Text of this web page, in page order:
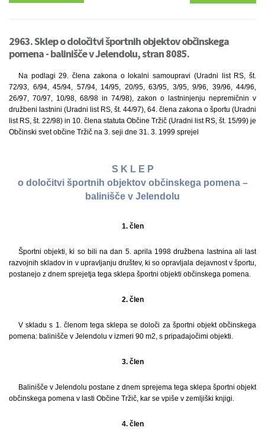
2963. Sklep o določitvi športnih objektov občinskega
pomena - balinišče v Jelendolu, stran 8085.
Na podlagi 29. člena zakona o lokalni samoupravi (Uradni list RS, št.
72/93, 6/94, 45/94, 57/94, 14/95, 20/95, 63/95, 3/95, 9/96, 39/96, 44/96,
26/97, 70/97, 10/98, 68/98 in 74/98), zakon o lastninjenju nepremičnin v
družbeni lastnini (Uradni list RS, št. 44/97), 64. člena zakona o športu (Uradni
list RS, št. 22/98) in 10. člena statuta Občine Tržič (Uradni list RS, št. 15/99) je
Občinski svet občine Tržič na 3. seji dne 31. 3. 1999 sprejel
S K L E P
o določitvi športnih objektov občinskega pomena –
balinišče v Jelendolu
1. člen
Športni objekti, ki so bili na dan 5. aprila 1998 družbena lastnina ali last
razvojnih skladov in v upravljanju društev, ki so opravljala dejavnost v športu,
postanejo z dnem sprejetja tega sklepa športni objekti občinskega pomena.
2. člen
V skladu s 1. členom tega sklepa se določi za športni objekt občinskega
pomena: balinišče v Jelendolu v izmeri 90 m2, s pripadajočimi objekti.
3. člen
Balinišče v Jelendolu postane z dnem sprejema tega sklepa športni objekt
občinskega pomena v lasti Občine Tržič, kar se vpiše v zemljiški knjigi.
4. člen